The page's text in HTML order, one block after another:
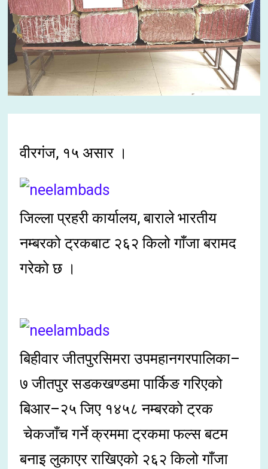
वीरगंज, १५ असार ।
जिल्ला प्रहरी कार्यालय, बाराले भारतीय
नम्बरको ट्रकबाट २६२ किलो गाँजा बरामद
गरेको छ ।
बिहीवार जीतपुरसिमरा उपमहानगरपालिका–
७ जीतपुर सडकखण्डमा पार्किङ गरिएको
बिआर–२५ जिए १४५८ नम्बरको ट्रक
चेकजाँच गर्ने क्रममा ट्रकमा फल्स बटम
बनाइ लुकाएर राखिएको २६२ किलो गाँजा